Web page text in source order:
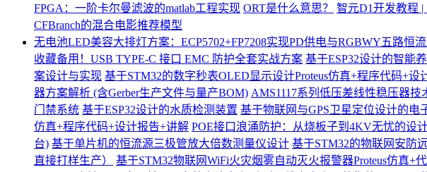
FPGA：一阶卡尔曼滤波的matlab工程实现 ORT是什么意思？ 智元D1开发教程
CFBranch的混合电影推荐模型
无电池LED美容大排灯方案：ECP5702+FP7208实现PD供电与RGBWY五路恒
收藏备用！USB TYPE-C 接口 EMC 防护全套实战方案 基于ESP32设计的智能
案设计与实现 基于STM32的数字秒表OLED显示设计Proteus仿真+程序代码+设
器方案解析 (含Gerber生产文件与量产BOM) AMS1117系列低压差线性稳压器技
门禁系统 基于ESP32设计的水质检测装置 基于物联网与GPS卫星定位设计的电
仿真+程序代码+设计报告+讲解 POE接口浪涌防护：从烧板子到4KV无忧的设
台) 基于单片机的恒流源三极管放大倍数测量仪设计 基于STM32的物联网安防
直接打样生产）
基于STM32物联网WiFi火灾烟雾自动灭火报警器Proteus仿真+